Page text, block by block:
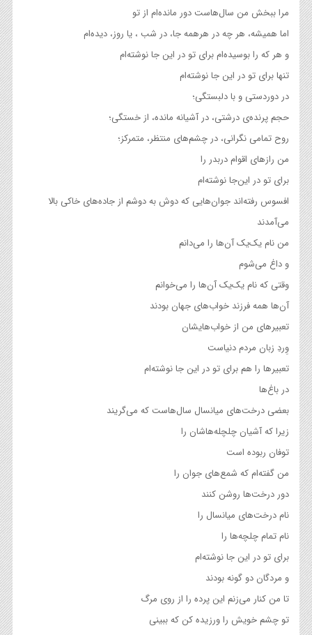
مرا ببخش من سال‌هاست دور مانده‌ام از تو
اما همیشه، هر چه در هرهمه جا، در شب ، یا روز، دیده‌ام
و هر که را بوسیده‌ام برای تو در این جا نوشته‌‌ام
تنها برای تو در این جا نوشته‌ام
در دوردستی و با دلبستگی؛
حجم پرنده‌ی درشتی، در آشیانه مانده، از خستگی؛
روح تمامی نگرانی، در چشم‌های منتظر، متمرکز؛
من رازهای اقوام دربدر را
برای تو در این‌جا نوشته‌ام
افسوس رفته‌اند جوان‌هایی که دوش به دوشم از جاده‌های خاکی بالا
می‌آمدند
من نام یک‌یک آن‌ها را می‌دانم
و داغ می‌شوم
وقتی که نام یک‌یک آن‌ها را می‌خوانم
آن‌ها همه فرزند خواب‌های جهان بودند
تعبیرهای من از خواب‌هایشان
وِردِ زبان مردم دنیاست
تعبیرها را هم برای تو در این جا نوشته‌ام
در باغ‌ها
بعضی درخت‌های میانسال سال‌هاست که می‌گریند
زیرا که آشیان چلچله‌هاشان را
توفان ربوده است
من گفته‌ام که شمع‌های جوان را
دور درخت‌ها روشن کنند
نام درخت‌های میانسال را
نام تمام چلچه‌ها را
برای تو در این جا نوشته‌ام
و مردگان دو گونه بودند
تا من کنار می‌زنم این پرده را از روی مرگ
تو چشم خویش را ورزیده کن که ببینی